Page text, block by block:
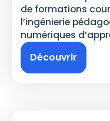
de formations
l’ingénierie
numériques
Découvrir